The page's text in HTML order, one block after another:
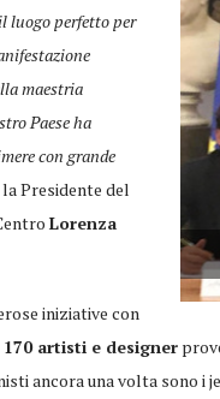
luogo perfetto per
maestria
Paese ha
con grande
Presidente del
Lorenza
iniziative con
artisti e designer
ancora una volta sono